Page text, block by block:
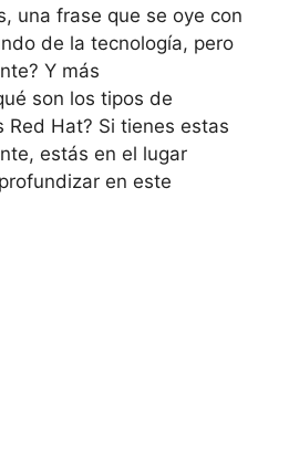
una frase que se oye con
de la tecnología, pero
Y más
son los tipos de
Red Hat? Si tienes estas
estás en el lugar
en este